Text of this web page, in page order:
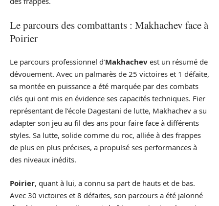
Le parcours des combattants : Makhachev face à
Poirier
Le parcours professionnel d’Makhachev est un résumé de
dévouement. Avec un palmarès de 25 victoires et 1 défaite,
sa montée en puissance a été marquée par des combats
clés qui ont mis en évidence ses capacités techniques. Fier
représentant de l’école Dagestani de lutte, Makhachev a su
adapter son jeu au fil des ans pour faire face à différents
styles. Sa lutte, solide comme du roc, alliée à des frappes
de plus en plus précises, a propulsé ses performances à
des niveaux inédits.
Poirier, quant à lui, a connu sa part de hauts et de bas.
Avec 30 victoires et 8 défaites, son parcours a été jalonné